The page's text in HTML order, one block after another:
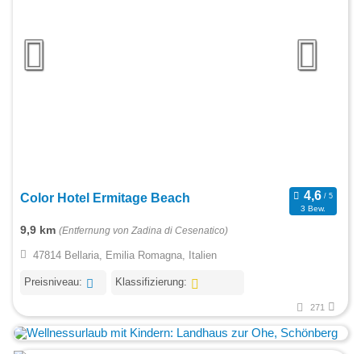
Color Hotel Ermitage Beach
3 Bew.
9,9 km (Entfernung von Zadina di Cesenatico)
47814 Bellaria, Emilia Romagna, Italien
Preisniveau: Klassifizierung:
271